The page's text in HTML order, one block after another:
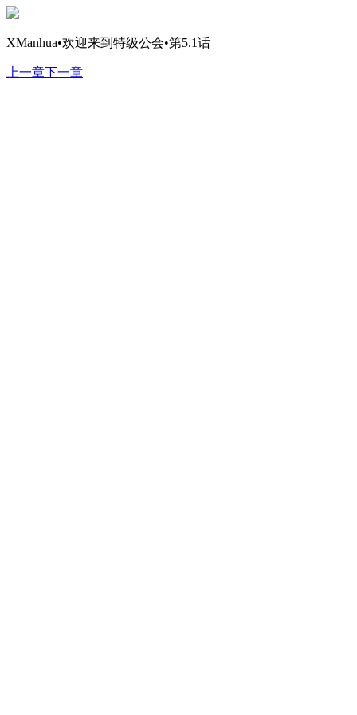
XManhua•欢迎来到特级公会•第5.1话
上一章下一章